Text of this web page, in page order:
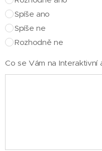
Spíše ano
Spíše ne
Rozhodně ne
Co se Vám na Interaktivní